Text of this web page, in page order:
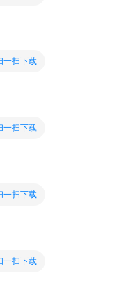
一扫下载
一扫下载
一扫下载
一扫下载